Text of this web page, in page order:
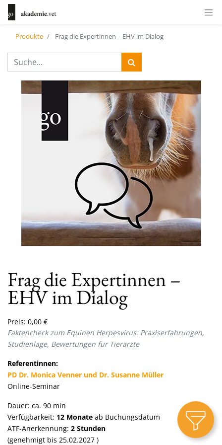
Produkte Frag die Expertinnen – EHV im Dialog
Frag die Expertinnen –
EHV im Dialog
Preis: 0,00 €
Faktencheck zum Equinen Herpesvirus: Praxiserfahrungen,
Studienlage, Bewertungen für Tierärzte
Referentinnen:
PD Dr. Monica Venner und Dr. Susanne Müller
Online-Seminar
Dauer: ca. 90 min
Verfügbarkeit: 12 Monate ab Buchungsdatum
ATF-Anerkennung: 2 Stunden
(genehmigt bis 25.02.2027 )